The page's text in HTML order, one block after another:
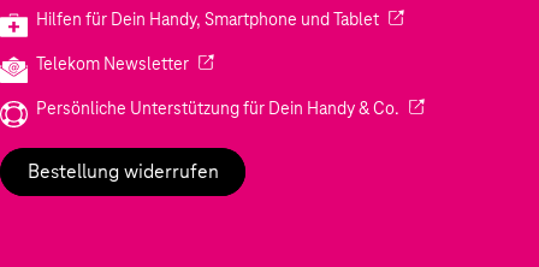
Hilfen für Dein Handy, Smartphone und Tablet(Wird in einem
Telekom Newsletter(Wird in einem neuen Tab geöffnet)
Persönliche Unterstützung für Dein Handy & Co. (Wird in einem
Bestellung widerrufen